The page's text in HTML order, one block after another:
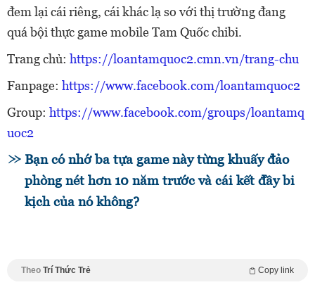
đem lại cái riêng, cái khác lạ so với thị trường đang
quá bội thực game mobile Tam Quốc chibi.
Trang chủ: https://loantamquoc2.cmn.vn/trang-chu
Fanpage: https://www.facebook.com/loantamquoc2
Group: https://www.facebook.com/groups/loantamq
uoc2
Bạn có nhớ ba tựa game này từng khuấy đảo
phòng nét hơn 10 năm trước và cái kết đầy bi
kịch của nó không?
Theo Trí Thức Trẻ Copy link